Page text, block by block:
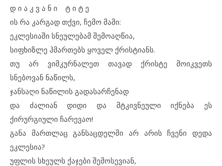
დ ი ა კ ვ ა ნ ი ტ ი ტ ე
ის რა კარგად თქვი, ჩემო მამი:
ეკლესიაში სნეულებამ შემოაღწია,
სიფხიზლე ჰმართებს ყოველ ქრისტიანს.
თუ არ ვიმკურნალეთ თავად ქრისტე მოიკვეთს
სნებოვან ნაწილს,
ჯანსაღი ნაწილის გადასარჩენად
და ძალიან დიდი და მტკივნეული იქნება ეს
ქირურგიული ჩარევაო!
განა მართლაც განსაცდელში არ არის ჩვენი დედა
ეკლესია?
უფლის სხეულს ქაჯები შემოსევიან,